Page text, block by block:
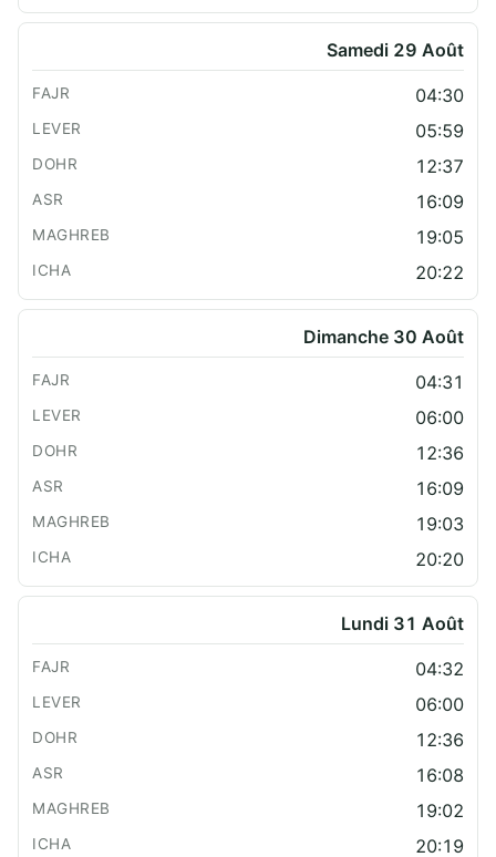
Samedi 29 Août
04:30
05:59
12:37
16:09
19:05
20:22
Dimanche 30 Août
04:31
06:00
12:36
16:09
19:03
20:20
Lundi 31 Août
04:32
06:00
12:36
16:08
19:02
20:19